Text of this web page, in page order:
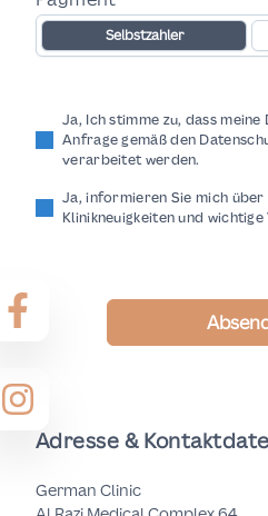
Selbstzahler
Ja, Ich stimme zu, dass
Anfrage gemäß den
verarbeitet werden.
Ja, informieren Sie mich über
Klinikneuigkeiten und
Adresse &
German Clinic